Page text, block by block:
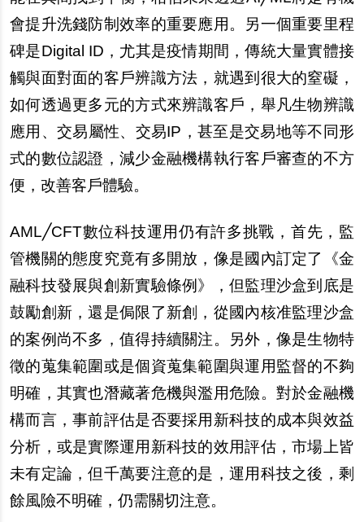
會提升洗錢防制效率的重要應用。 另一個重要里程
碑是Digital ID，尤其是疫情期間，傳統大量實體接
觸與面對面的客戶辨識方法，就遇到很大的窒礙，
如何透過更多元的方式來辨識客戶 ，舉凡生物辨識
應用、交易屬性、交易IP，甚至是交易地等不同形
式的數位認證，減少金融機構執行客 戶審查的不方
便，改善客戶體驗。
AML╱CFT數位科技運用仍有許多挑戰，首先，監
管機關的態度究竟有多開放，像是國內訂定了《金
融科技發展與創新實驗條例》，但監理沙盒到底是
鼓勵創新，還是侷限了新創，從國內核准監理沙盒
的案例尚不多， 值得持續關注。 另外，像是生物特
徵的蒐集範圍或是個資蒐集範圍與運用監督的不夠
明確，其實也潛藏著危機與濫用危險。對於金融機
構而言，事前評估是否要採用新科技的成本與效益
分析，或是實際運用新科技的效用評估，市場上皆
未有定論，但千萬要注意的是，運用科技之後，剩
餘風險不明確，仍需關切注意。